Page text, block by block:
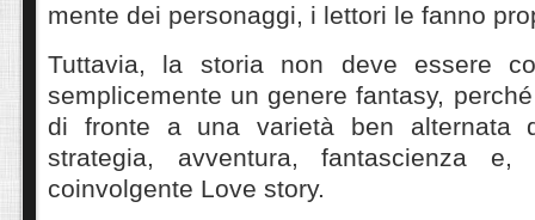
mente dei personaggi, i lettori le fanno
Tuttavia, la storia non deve essere
semplicemente un genere fantasy,
di fronte a una varietà ben alternata
strategia, avventura, fantascienza
coinvolgente Love story.